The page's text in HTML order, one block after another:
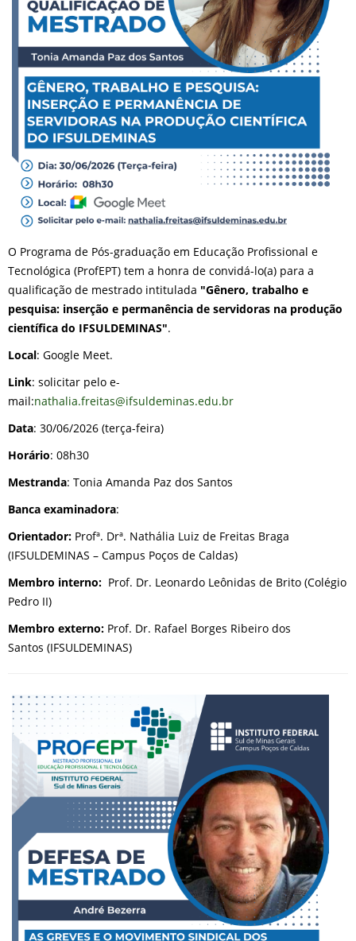
O Programa de Pós-graduação em Educação Profissional e
Tecnológica (ProfEPT) tem a honra de convidá-lo(a) para a
qualificação de mestrado intitulada "Gênero, trabalho e
pesquisa: inserção e permanência de servidoras na produção
científica do IFSULDEMINAS".
Local: Google Meet.
Link: solicitar pelo e-
mail:nathalia.freitas@ifsuldeminas.edu.br
Data: 30/06/2026 (terça-feira)
Horário: 08h30
Mestranda: Tonia Amanda Paz dos Santos
Banca examinadora:
Orientador: Profª. Drª. Nathália Luiz de Freitas Braga
(IFSULDEMINAS – Campus Poços de Caldas)
Membro interno: Prof. Dr. Leonardo Leônidas de Brito (Colégio
Pedro II)
Membro externo: Prof. Dr. Rafael Borges Ribeiro dos
Santos (IFSULDEMINAS)